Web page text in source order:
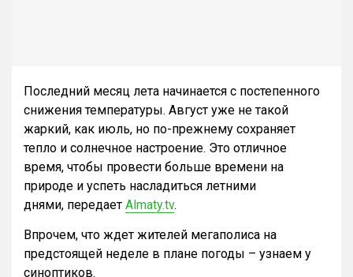
Последний месяц лета начинается с постепенного
снижения температуры. Август уже не такой
жаркий, как июль, но по-прежнему сохраняет
тепло и солнечное настроение. Это отличное
время, чтобы провести больше времени на
природе и успеть насладиться летними
днями, передает Almaty.tv.
Впрочем, что ждет жителей мегаполиса на
предстоящей неделе в плане погоды – узнаем у
синоптиков.